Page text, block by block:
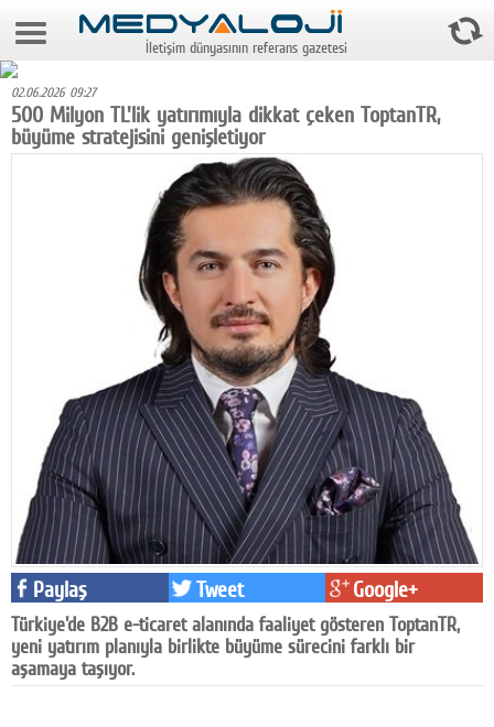
9 Ağustos 2026 15:49:20
Foto Galeri
Video Galeri
Reyting-tiraj
Televizyon
Dünya
Pr
Facebook
Diziler
Youtube
İletişim dünyasının referans gazetesi
02.06.2026 09:27
500 Milyon TL'lik yatırımıyla dikkat çeken ToptanTR,
büyüme stratejisini genişletiyor
Paylaş Tweet Google+
Türkiye'de B2B e-ticaret alanında faaliyet gösteren ToptanTR,
yeni yatırım planıyla birlikte büyüme sürecini farklı bir
aşamaya taşıyor.